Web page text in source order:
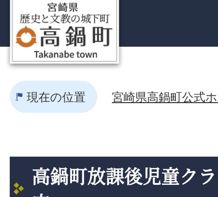
現在の位置 宮崎県高鍋町公式
高鍋町放課後児童ク